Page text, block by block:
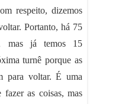
respeito, dizemos
Portanto, há 75
mas já temos 15
turnê porque as
para voltar. É uma
fazer as coisas, mas